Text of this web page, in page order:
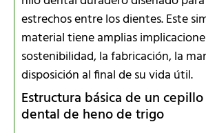
estrechos entre los dientes. Este
material tiene amplias
sostenibilidad, la fabricación, la
disposición al final de su vida útil.
Estructura básica de un
dental de heno de trigo